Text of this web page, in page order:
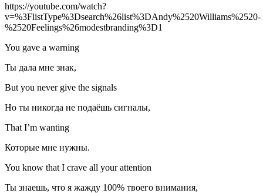
https://youtube.com/watch?
v=%3FlistType%3Dsearch%26list%3DAndy%2520Williams%2520-
%2520Feelings%26modestbranding%3D1
You gave a warning
Ты дала мне знак,
But you never give the signals
Но ты никогда не подаёшь сигналы,
That I’m wanting
Которые мне нужны.
You know that I crave all your attention
Ты знаешь, что я жажду 100% твоего внимания,